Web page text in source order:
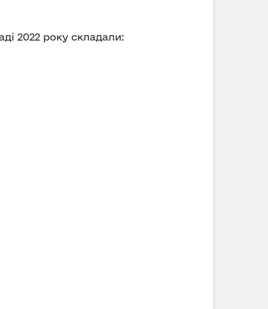
2022 року складали: